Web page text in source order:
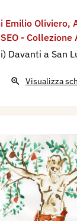
Emilio Oliviero,
- Collezione
Davanti a San
Visualizza